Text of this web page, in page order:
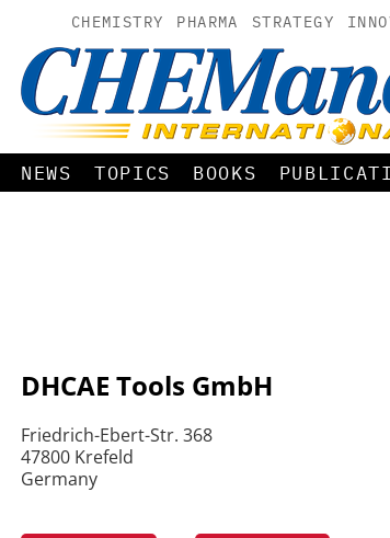
CHEMISTRY PHARMA STRATEGY
NEWS TOPICS BOOKS
DHCAE Tools GmbH
Friedrich-Ebert-Str. 368
47800 Krefeld
Germany